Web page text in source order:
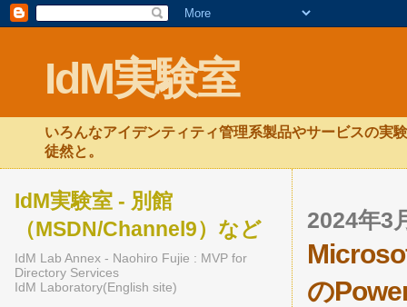
IdM実験室
いろんなアイデンティティ管理系製品やサービスの実
徒然と。
2024年3
の
IdM実験室 - 別館
（MSDN/Channel9）など
IdM Lab Annex - Naohiro Fujie : MVP for
Directory Services
IdM Laboratory(English site)